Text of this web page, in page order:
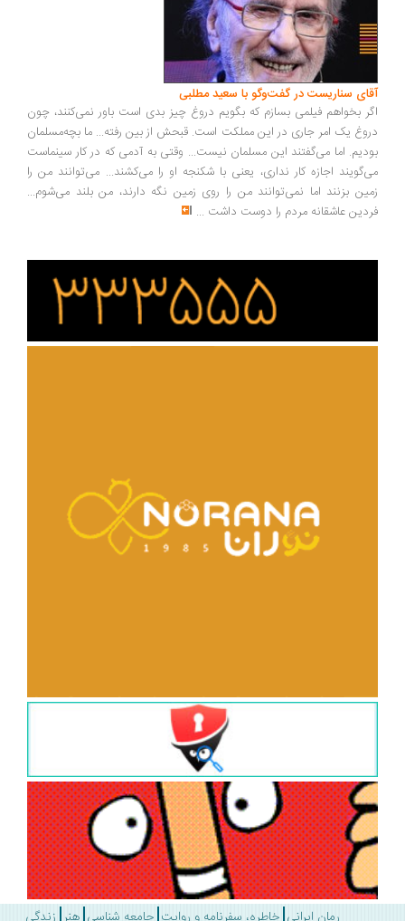
آقای سناریست در گفت‌وگو با سعید مطلبی
اگر بخواهم فیلمی بسازم که بگویم دروغ چیز بدی است باور نمی‌کنند، چون
دروغ یک امر جاری در این مملکت است. قبحش از بین رفته... ما بچه‌مسلمان
بودیم. اما می‌گفتند این مسلمان نیست... وقتی به آدمی که در کار سینماست
می‌گویند اجازه کار نداری، یعنی با شکنجه او را می‌کشند... می‌توانند من را
زمین بزنند اما نمی‌توانند من را روی زمین نگه دارند، من بلند می‌شوم...
فردین عاشقانه مردم را دوست داشت ...